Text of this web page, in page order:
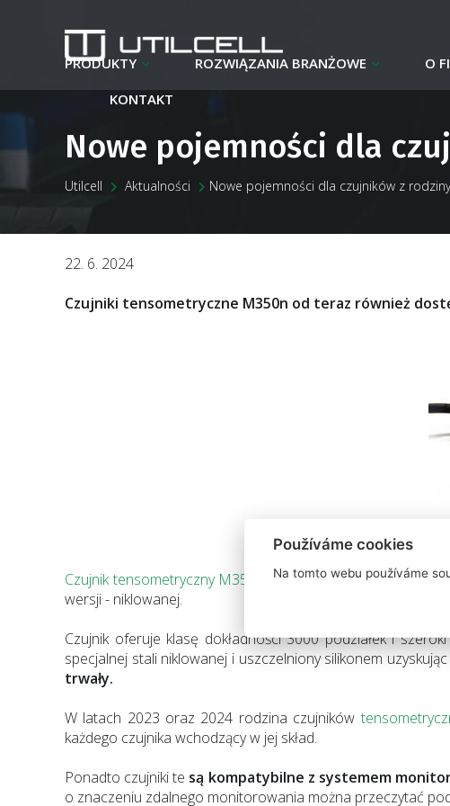
PRODUKTY ROZWIĄZANIA BRANŻOWE O
KONTAKT
Nowe pojemności dla
Utilcell Aktualności Nowe pojemności dla czujników z
22. 6. 2024
Czujniki tensometryczne M350n od teraz również
Czujnik tensometryczny M350n
jest teraz dostępny w
wersji - niklowanej.
Czujnik oferuje klasę dokładności 3000 podziałek i
specjalnej stali niklowanej i uszczelniony silikonem
trwały.
W latach 2023 oraz 2024 rodzina czujników
każdego czujnika wchodzący w jej skład.
Ponadto czujniki te są kompatybilne z systemem
o znaczeniu zdalnego monitorowania można przeczytać
Používáme cookies
Na tomto webu používáme